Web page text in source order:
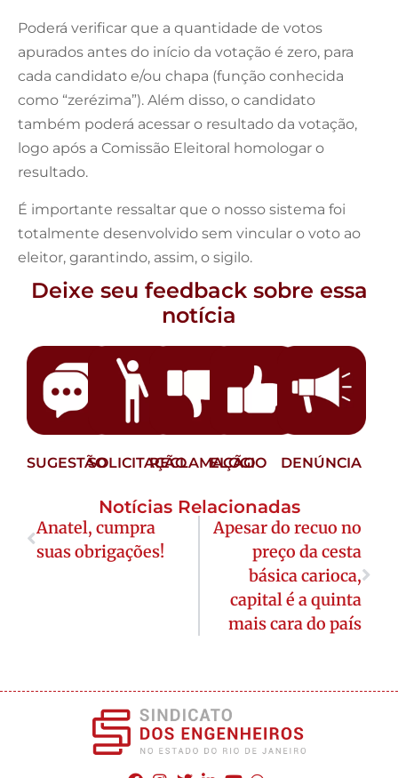
Poderá verificar que a quantidade de votos
apurados antes do início da votação é zero, para
cada candidato e/ou chapa (função conhecida
como “zerézima”). Além disso, o candidato
também poderá acessar o resultado da votação,
logo após a Comissão Eleitoral homologar o
resultado.
É importante ressaltar que o nosso sistema foi
totalmente desenvolvido sem vincular o voto ao
eleitor, garantindo, assim, o sigilo.
Deixe seu feedback sobre essa
notícia
SUGESTÃOSOLICITAÇÃORECLAMAÇÃO
ELOGIO DENÚNCIA
Notícias Relacionadas
Anatel, cumpra
suas obrigações!
Apesar do recuo no
preço da cesta
básica carioca,
capital é a quinta
mais cara do país